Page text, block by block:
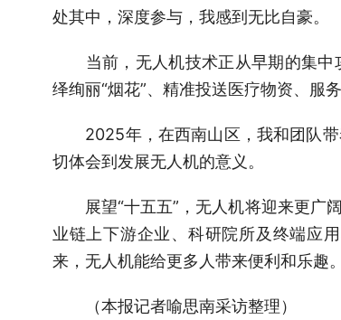
处其中，深度参与，我感到无比自豪。
当前，无人机技术正从早期的集中
绎绚丽“烟花”、精准投送医疗物资、服
2025年，在西南山区，我和团队带
切体会到发展无人机的意义。
展望“十五五”，无人机将迎来更广阔
业链上下游企业、科研院所及终端应
来，无人机能给更多人带来便利和乐趣。
（本报记者喻思南采访整理）